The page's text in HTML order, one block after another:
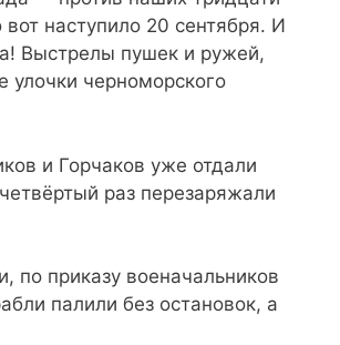
наступило 20 сентября. И
Выстрелы пушек и ружей,
улочки черноморского
и Горчаков уже отдали
раз перезаряжали
по приказу военачальников
палили без остановок, а